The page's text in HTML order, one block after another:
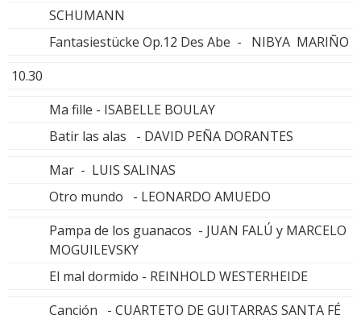
SCHUMANN
Fantasiestücke Op.12 Des Abe - NIBYA MARIÑO
10.30
Ma fille - ISABELLE BOULAY
Batir las alas - DAVID PEÑA DORANTES
Mar - LUIS SALINAS
Otro mundo - LEONARDO AMUEDO
Pampa de los guanacos - JUAN FALÚ y MARCELO
MOGUILEVSKY
El mal dormido - REINHOLD WESTERHEIDE
Canción - CUARTETO DE GUITARRAS SANTA FÉ